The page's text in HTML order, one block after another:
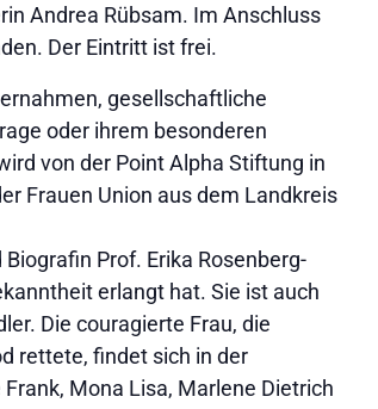
Andrea Rübsam. Im Anschluss
Der Eintritt ist frei.
gesellschaftliche
oder ihrem besonderen
von der Point Alpha Stiftung in
Frauen Union aus dem Landkreis
Prof. Erika Rosenberg-
erlangt hat. Sie ist auch
Die couragierte Frau, die
rettete, findet sich in der
Mona Lisa, Marlene Dietrich